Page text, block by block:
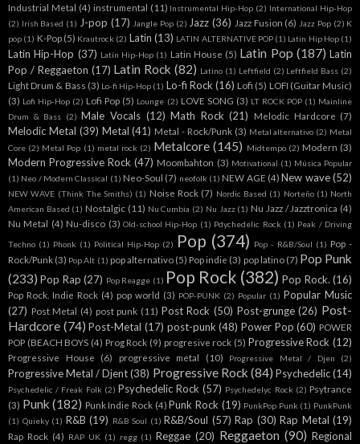
Industrial Metal (4) instrumental (11) Instrumental Hip-Hop (2) International Hip-Hop
(2) Irish Based (1) J-pop (17) Jangle Pop (2) Jazz (36) Jazz Fusion (6) Jazz Pop (2) K
pop (1) K-Pop (5) Krautrock (2) Latin (13) LATIN ALTERNATIVE POP (1) Latin Hip Hop (1)
Latin Hip-Hop (37) Latín Hip-Hop (1) Latin House (5) Latin Pop (187) Latin
Pop / Reggaeton (17) Latin Rock (82) Latino (1) Leftfield (2) Leftfield Bass (2)
Light Drum & Bass (3) Lo-fi Hip-Hop (1) Lo-fi Rock (16) Lofi (5) LOFI (Guitar Music)
(3) Lofi Hip-Hop (2) Lofi Pop (5) Lounge (2) LOVE SONG (3) LT ROCK POP (1) Mainline
Drum & Bass (2) Male Vocals (12) Math Rock (21) Melodic Hardcore (7)
Melodic Metal (39) Metal (41) Metal - Rock/Punk (3) Metal alternativo (2) Metal
Core (2) Metal Pop (1) metal rock (2) Metalcore (145) Midtempo (2) Modern (3)
Modern Progressive Rock (47) Moombahton (3) Motivational (1) Música Popular
(1) Neo / Modern Classical (1) Neo-Soul (7) neofolk (1) NEW AGE (4) New wave (52)
NEW WAVE (Think The Smiths) (1) Noise Rock (7) Nordic Based (1) Norteño (1) North
American Based (1) Nostalgic (11) Nu Cumbia (2) Nu Jazz (1) Nu Jazz / Jazztronica (4)
Nu Metal (4) Nu-disco (3) Old-school Hip-Hop (1) Pdychedelic Rock (1) Peak / Driving
Techno (1) Phonk (1) Political Hip-Hop (2) Pop (374) Pop - R&B/Soul (1) Pop -
Rock/Punk (3) Pop Alt (1) pop alternativo (5) Pop indie (3) pop latino (7) Pop Punk
(233) Pop Rap (27) Pop Reagge (1) Pop Rock (382) Pop Rock. (16)
Pop Rock. Indie Rock (4) pop world (3) POP-PUNK (2) Popular (1) Popular Music
(27) Post Metal (4) post punk (11) Post Rock (50) Post-grunge (26) Post-
Hardcore (74) Post-Metal (17) post-punk (48) Power Pop (60) POWER
POP (BEACH BOYS (4) Prog Rock (9) progresive rock (5) Progressive Rock (12)
Progressive House (6) progressive metal (10) Progressive Metal / Djen (2)
Progressive Metal / Djent (38) Progressive Rock (84) Psychedelic(14)
Psychedelic / Freak Folk (2) Psychedelic Rock (57) Psychedelyc Rock (2) Psytrance
(3) Punk (182) Punk Indie Rock (4) Punk Rock (19) PunkPop Punk (1) PunkPunk
(1) Quieky (1) R&B (19) R&B Soul (1) R&B/Soul (57) Rap (30) Rap Metal (19)
Rap Rock (4) RAP UK (1) regg (1) Reggae (20) Reggaeton (90) Regional